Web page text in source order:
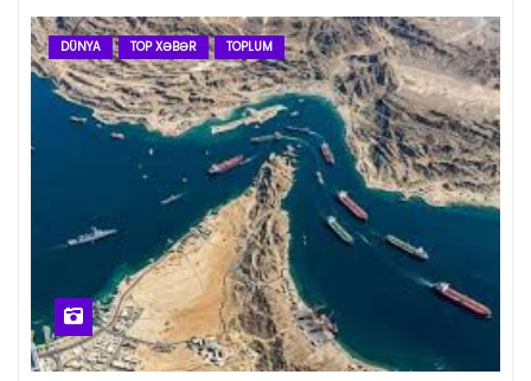
DÜNYA TOP XƏBƏR TOPLUM